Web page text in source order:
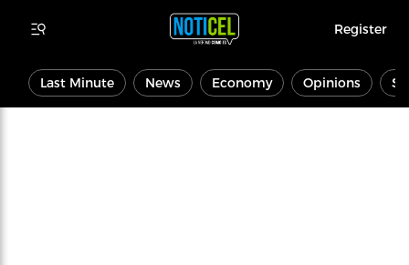
Register
Last Minute News Economy Opinions